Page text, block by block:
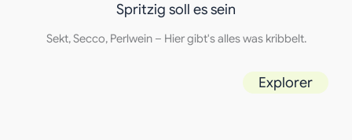
Spritzig soll es sein
Sekt, Secco, Perlwein – Hier gibt's alles was kribbelt.
Explorer